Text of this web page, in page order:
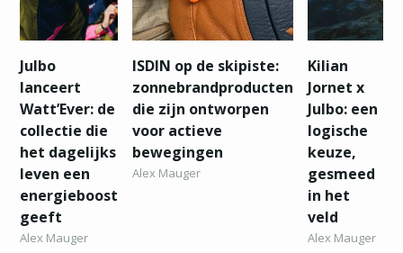
Julbo
lanceert
Watt’Ever: de
collectie die
het dagelijks
leven een
energieboost
geeft
Alex Mauger
ISDIN op de skipiste:
zonnebrandproducten
die zijn ontworpen
voor actieve
bewegingen
Alex Mauger
Kilian
Jornet x
Julbo: een
logische
keuze,
gesmeed
in het
veld
Alex Mauger